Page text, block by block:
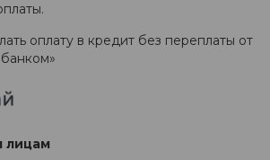
оплату в кредит без переплаты от